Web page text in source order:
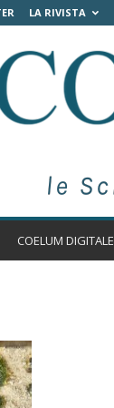
LA RIVISTA
COELUM DIGITALE